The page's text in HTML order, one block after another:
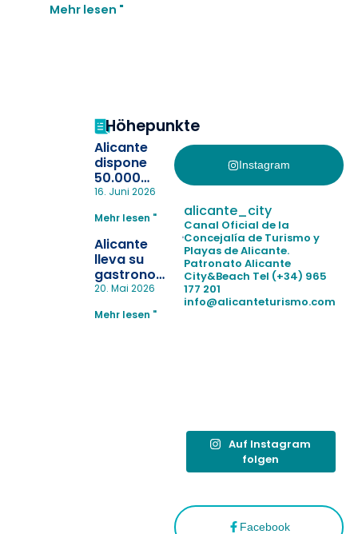
Mehr lesen "
Höhepunkte
Alicante
dispone
50.000
pulseras
la
pérdida de niños
en las
playas y
realiza con
simulacro de socorrismo
16. Juni 2026
Mehr lesen "
Alicante
lleva su
gastronomía
a Madrid
reforzar el
20. Mai 2026
Mehr lesen "
Instagram
Facebook
alicante_city
Canal Oficial de la
Concejalía de Turismo y
Playas de Alicante.
Patronato Alicante
City&Beach Tel (+34) 965
177 201
info@alicanteturismo.com
Auf Instagram
folgen